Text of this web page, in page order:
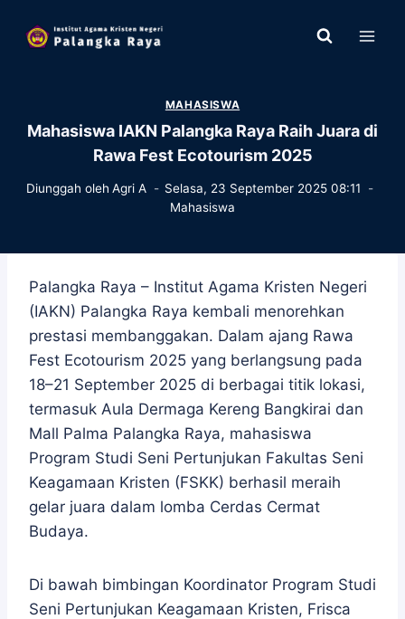
MAHASISWA
Mahasiswa IAKN Palangka Raya Raih Juara di
Rawa Fest Ecotourism 2025
Diunggah oleh Agri A
Selasa, 23 September 2025 08:11
Mahasiswa
Palangka Raya – Institut Agama Kristen Negeri
(IAKN) Palangka Raya kembali menorehkan
prestasi membanggakan. Dalam ajang Rawa
Fest Ecotourism 2025 yang berlangsung pada
18–21 September 2025 di berbagai titik lokasi,
termasuk Aula Dermaga Kereng Bangkirai dan
Mall Palma Palangka Raya, mahasiswa
Program Studi Seni Pertunjukan Fakultas Seni
Keagamaan Kristen (FSKK) berhasil meraih
gelar juara dalam lomba Cerdas Cermat
Budaya.
Di bawah bimbingan Koordinator Program Studi
Seni Pertunjukan Keagamaan Kristen, Frisca